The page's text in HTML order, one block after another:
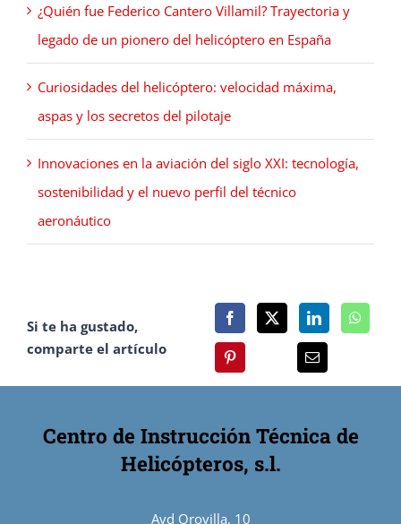
¿Quién fue Federico Cantero Villamil? Trayectoria y
legado de un pionero del helicóptero en España
Curiosidades del helicóptero: velocidad máxima,
aspas y los secretos del pilotaje
Innovaciones en la aviación del siglo XXI: tecnología,
sostenibilidad y el nuevo perfil del técnico
aeronáutico
Si te ha gustado,
comparte el artículo
Centro de Instrucción Técnica de
Helicópteros, s.l.
Avd Orovilla, 10